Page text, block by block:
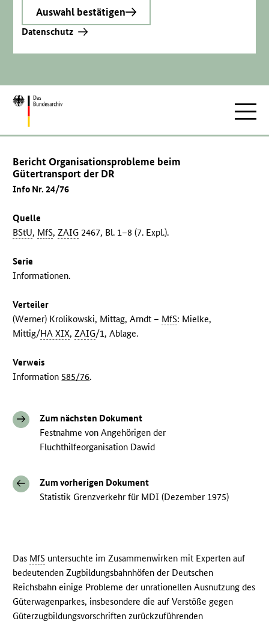
Auswahl bestätigen
Datenschutz
Zur
Bericht Organisationsprobleme beim
Gütertransport der DR
Info Nr. 24/76
Quelle
BStU, MfS,ZAIG 2467, Bl. 1–8 (7. Expl.).
Serie
Informationen.
Verteiler
(Werner) Krolikowski, Mittag, Arndt – MfS: Mielke,
Mittig/HA XIX,ZAIG/1, Ablage.
Verweis
Information 585/76.
Zum nächsten Dokument
Festnahme von Angehörigen der
Fluchthilfeorganisation Dawid
Zum vorherigen Dokument
Statistik Grenzverkehr für MDI (Dezember 1975)
Das MfS untersuchte im Zusammenwirken mit Experten auf
bedeutenden Zugbildungsbahnhöfen der Deutschen
Reichsbahn einige Probleme der unrationellen Ausnutzung des
Güterwagenparkes, insbesondere die auf Verstöße gegen
Güterzugbildungsvorschriften zurückzuführenden